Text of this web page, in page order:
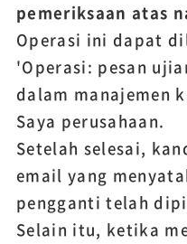
pemeriksaan atas
Operasi ini dapat
'Operasi: pesan
dalam manajemen
Saya perusahaan.
Setelah selesai,
email yang
pengganti telah
Selain itu, ketika